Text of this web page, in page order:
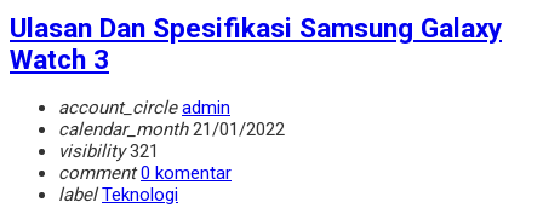
Ulasan Dan Spesifikasi Samsung Galaxy
Watch 3
account_circle admin
calendar_month21/01/2022
visibility321
comment 0 komentar
label Teknologi